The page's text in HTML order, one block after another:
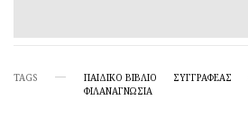
TAGS ΠΑΙΔΙΚΌ ΒΙΒΛΊΟ ΣΥΓΓΡΑΦΕΑΣ
ΦΙΛΑΝΑΓΝΩΣΙΑ